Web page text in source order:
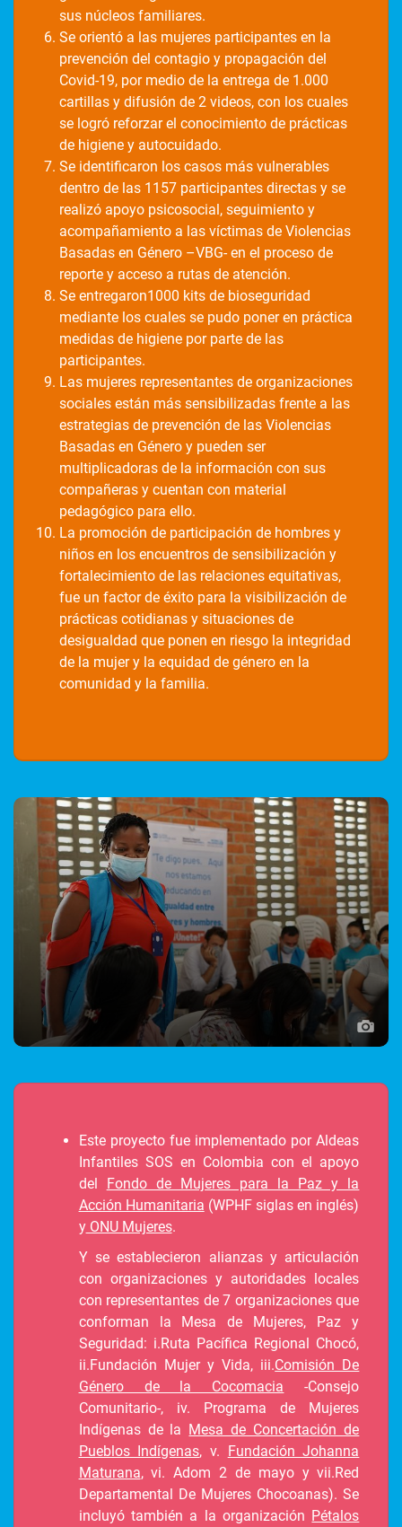
sus núcleos familiares.
Se orientó a las mujeres participantes en la
prevención del contagio y propagación del
Covid-19, por medio de la entrega de 1.000
cartillas y difusión de 2 videos, con los cuales
se logró reforzar el conocimiento de prácticas
de higiene y autocuidado.
Se identificaron los casos más vulnerables
dentro de las 1157 participantes directas y se
realizó apoyo psicosocial, seguimiento y
acompañamiento a las víctimas de Violencias
Basadas en Género –VBG- en el proceso de
reporte y acceso a rutas de atención.
Se entregaron1000 kits de bioseguridad
mediante los cuales se pudo poner en práctica
medidas de higiene por parte de las
participantes.
Las mujeres representantes de organizaciones
sociales están más sensibilizadas frente a las
estrategias de prevención de las Violencias
Basadas en Género y pueden ser
multiplicadoras de la información con sus
compañeras y cuentan con material
pedagógico para ello.
La promoción de participación de hombres y
niños en los encuentros de sensibilización y
fortalecimiento de las relaciones equitativas,
fue un factor de éxito para la visibilización de
prácticas cotidianas y situaciones de
desigualdad que ponen en riesgo la integridad
de la mujer y la equidad de género en la
comunidad y la familia.
Este proyecto fue implementado por Aldeas
Infantiles SOS en Colombia con el apoyo
del Fondo de Mujeres para la Paz y la
Acción Humanitaria (WPHF siglas en inglés)
yONU Mujeres.
Y se establecieron alianzas y articulación
con organizaciones y autoridades locales
con representantes de 7 organizaciones que
conforman la Mesa de Mujeres, Paz y
Seguridad: i.Ruta Pacífica Regional Chocó,
ii.Fundación Mujer y Vida, iii.Comisión De
Género de la Cocomacia -Consejo
Comunitario-, iv. Programa de Mujeres
Indígenas de la Mesa de Concertación de
Pueblos Indígenas, v. Fundación Johanna
Maturana, vi. Adom 2 de mayo y vii.Red
Departamental De Mujeres Chocoanas). Se
incluyó también a la organización Pétalos